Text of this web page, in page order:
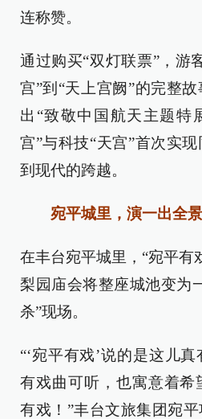
连称赞。
通过购买“双灯联票”，游
宫”到“天上宫阙”的完整
出“致敬中国航天主题特
宫”与科技“天宫”首次实
到现代的跨越。
宛平城里，演一出全
在丰台宛平城里，“宛平有
梨园庙会将整座城池变为
杀”现场。
“‘宛平有戏’说的是这儿
有戏曲可听，也寓意着希
有戏！”丰台文旅集团宛